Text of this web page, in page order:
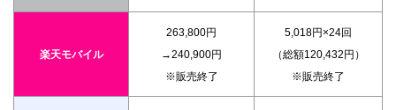
楽天モバイル
263,800円
→240,900円
※販売終了
5,018円×24回
（総額120,432円）
※販売終了